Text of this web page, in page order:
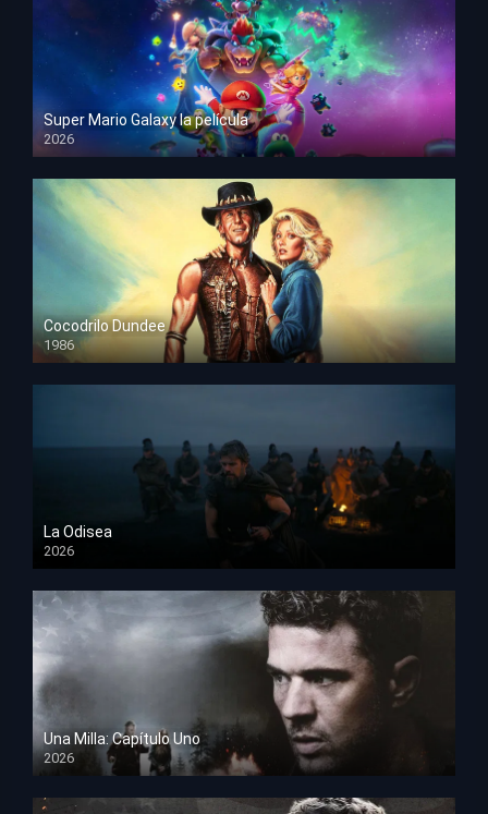
Super Mario Galaxy la película
2026
HD 1080p
Cocodrilo Dundee
1986
HD 1080p
La Odisea
2026
TS Screener
Una Milla: Capítulo Uno
2026
HD 1080p